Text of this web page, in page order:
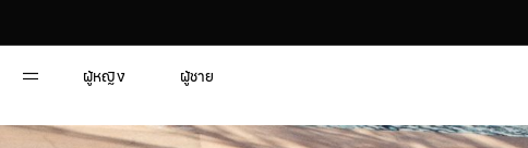
ผู้หญิง ผู้ชาย